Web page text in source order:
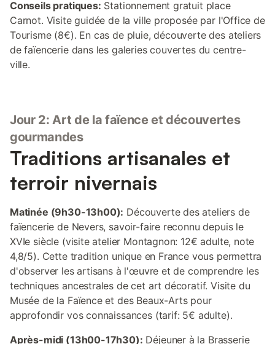
Conseils pratiques: Stationnement gratuit place
Carnot. Visite guidée de la ville proposée par l'Office de
Tourisme (8€). En cas de pluie, découverte des ateliers
de faïencerie dans les galeries couvertes du centre-
ville.
Jour 2: Art de la faïence et découvertes
gourmandes
Traditions artisanales et
terroir nivernais
Matinée (9h30-13h00): Découverte des ateliers de
faïencerie de Nevers, savoir-faire reconnu depuis le
XVIe siècle (visite atelier Montagnon: 12€ adulte, note
4,8/5). Cette tradition unique en France vous permettra
d'observer les artisans à l'œuvre et de comprendre les
techniques ancestrales de cet art décoratif. Visite du
Musée de la Faïence et des Beaux-Arts pour
approfondir vos connaissances (tarif: 5€ adulte).
Après-midi (13h00-17h30): Déjeuner à la Brasserie